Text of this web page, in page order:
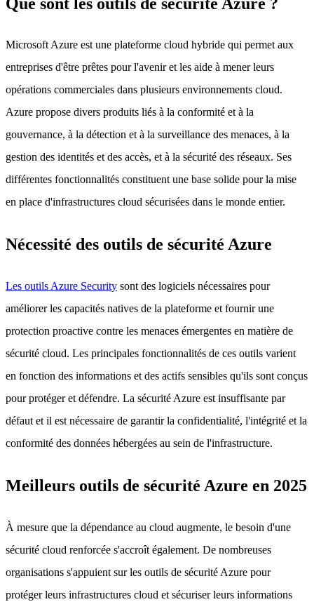
Microsoft Azure est une plateforme cloud hybride qui permet aux
entreprises d'être prêtes pour l'avenir et les aide à mener leurs
opérations commerciales dans plusieurs environnements cloud.
Azure propose divers produits liés à la conformité et à la
gouvernance, à la détection et à la surveillance des menaces, à la
gestion des identités et des accès, et à la sécurité des réseaux. Ses
différentes fonctionnalités constituent une base solide pour la mise
en place d'infrastructures cloud sécurisées dans le monde entier.
Nécessité des outils de sécurité Azure
Les outils Azure Security sont des logiciels nécessaires pour
améliorer les capacités natives de la plateforme et fournir une
protection proactive contre les menaces émergentes en matière de
sécurité cloud. Les principales fonctionnalités de ces outils varient
en fonction des informations et des actifs sensibles qu'ils sont conçus
pour protéger et défendre. La sécurité Azure est insuffisante par
défaut et il est nécessaire de garantir la confidentialité, l'intégrité et la
conformité des données hébergées au sein de l'infrastructure.
Meilleurs outils de sécurité Azure en 2025
À mesure que la dépendance au cloud augmente, le besoin d'une
sécurité cloud renforcée s'accroît également. De nombreuses
organisations s'appuient sur les outils de sécurité Azure pour
protéger leurs infrastructures cloud et sécuriser leurs informations